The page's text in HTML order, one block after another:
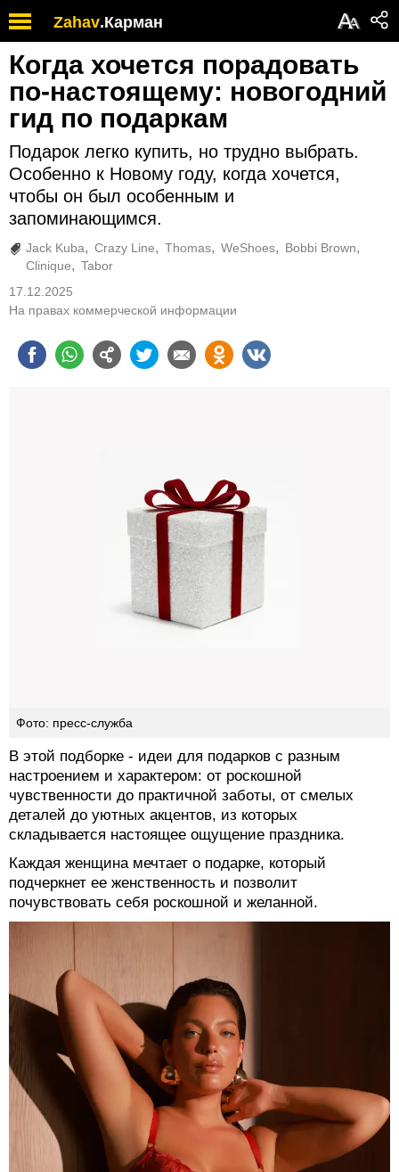
Zahav.Карман АА
Когда хочется порадовать
по-настоящему: новогодний
гид по подаркам
Подарок легко купить, но трудно выбрать.
Особенно к Новому году, когда хочется,
чтобы он был особенным и
запоминающимся.
Jack Kuba Crazy Line Thomas WeShoes
Bobbi Brown
Clinique
Tabor
17.12.2025
На правах коммерческой информации
Фото: пресс-служба
В этой подборке - идеи для подарков с разным
настроением и характером: от роскошной
чувственности до практичной заботы, от смелых
деталей до уютных акцентов, из которых
складывается настоящее ощущение праздника.
Каждая женщина мечтает о подарке, который
подчеркнет ее женственность и позволит
почувствовать себя роскошной и желанной.